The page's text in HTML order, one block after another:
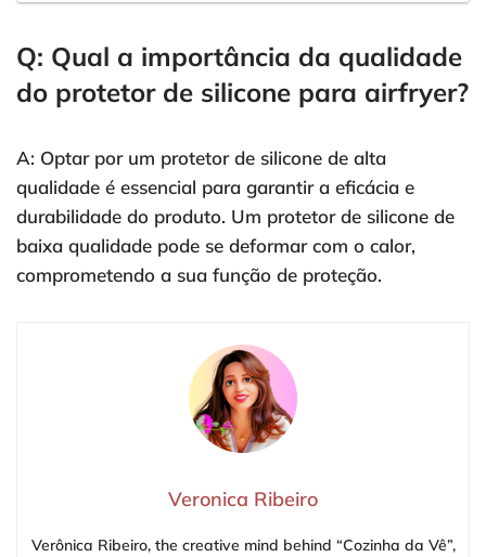
Q: Qual a importância da qualidade
do protetor de silicone para airfryer?
A: Optar por um protetor de silicone de alta
qualidade é essencial para garantir a eficácia e
durabilidade do produto. Um protetor de silicone de
baixa qualidade pode se deformar com o calor,
comprometendo a sua função de proteção.
Veronica Ribeiro
Verônica Ribeiro, the creative mind behind “Cozinha da Vê”,